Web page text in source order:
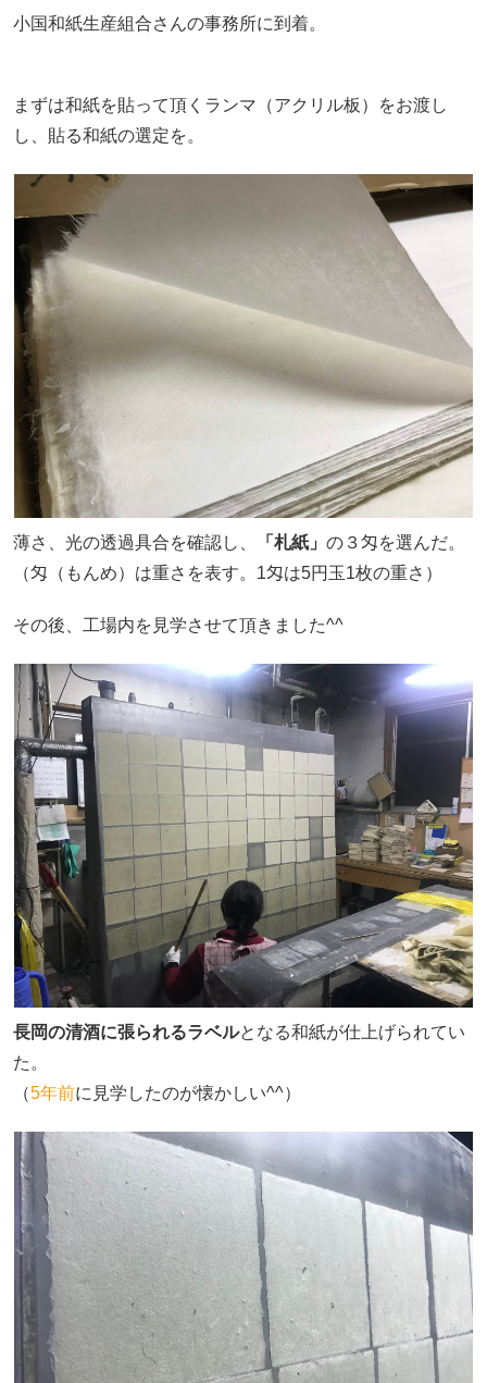
小国和紙生産組合さんの事務所に到着。
まずは和紙を貼って頂くランマ（アクリル板）をお渡し
し、貼る和紙の選定を。
薄さ、光の透過具合を確認し、 「札紙」 の３匁を選んだ。
（匁（もんめ）は重さを表す。1匁は5円玉1枚の重さ）
その後、工場内を見学させて頂きました^^
長岡の清酒に張られるラベルとなる和紙が仕上げられてい
た。
（5年前に見学したのが懐かしい^^）